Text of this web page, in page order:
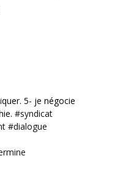
5- je négocie
#syndicat
#dialogue